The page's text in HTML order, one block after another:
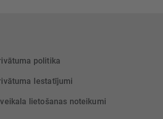
politika
Iestatījumi
veikala lietošanas noteikumi